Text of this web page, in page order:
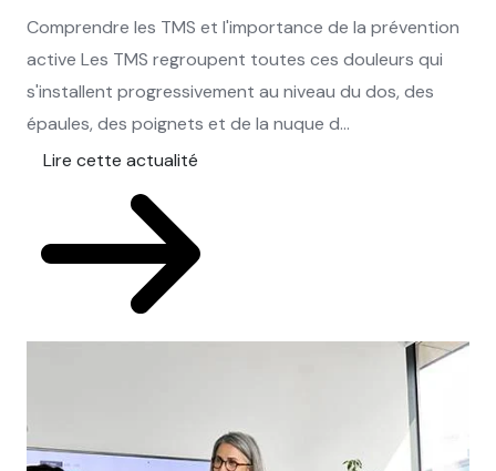
Comprendre les TMS et l'importance de la prévention
active Les TMS regroupent toutes ces douleurs qui
s'installent progressivement au niveau du dos, des
épaules, des poignets et de la nuque d...
Lire cette actualité